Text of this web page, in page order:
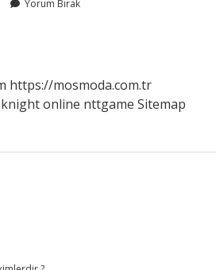
Yorum Bırak
https://mosmoda.com.tr
knight online nttgame Sitemap